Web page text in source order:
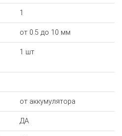
1
от 0.5 до 10 мм
1 шт
от аккумулятора
ДА